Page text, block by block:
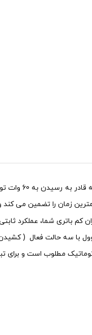
زمان را تضمین می کند
با سه حالت فعال (
مطلوب است و برای